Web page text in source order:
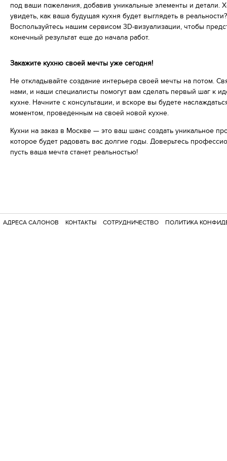
под ваши пожелания, добавив уникальные элементы и детали.
увидеть, как ваша будущая кухня будет выглядеть в реальности?
Воспользуйтесь нашим сервисом 3D-визуализации, чтобы
конечный результат еще до начала работ.
Закажите кухню своей мечты уже сегодня!
Не откладывайте создание интерьера своей мечты на потом.
нами, и наши специалисты помогут вам сделать первый шаг к
кухне. Начните с консультации, и вскоре вы будете
моментом, проведенным на своей новой кухне.
Кухни на заказ в Москве — это ваш шанс создать уникальное
которое будет радовать вас долгие годы. Доверьтесь
пусть ваша мечта станет реальностью!
АДРЕСА САЛОНОВ КОНТАКТЫ СОТРУДНИЧЕСТВО ПОЛИТИКА